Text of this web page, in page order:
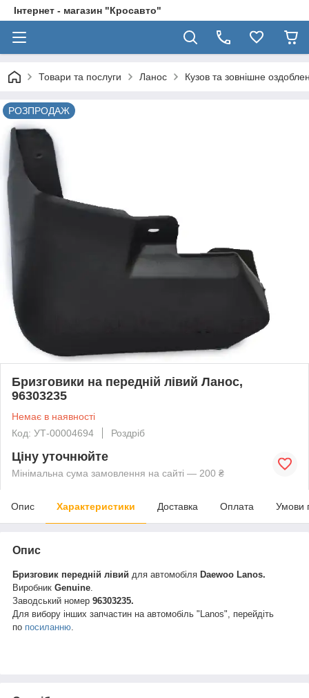
Інтернет - магазин "Кросавто"
Товари та послуги Ланос Кузов та зовнішне
РОЗПРОДАЖ
Бризговики на передній лівий Ланос,
96303235
Немає в наявності
Код: УТ-00004694
Роздріб
Ціну уточнюйте
Мінімальна сума замовлення на сайті — 200 ₴
Опис Характеристики Доставка Оплата Умови
Опис
Бризговик передній лівий для автомобіля Daewoo Lanos.
Виробник Genuine
Заводський номер 96303235.
Для вибору інших запчастин на автомобіль "Lanos", перейдіть
по посиланню